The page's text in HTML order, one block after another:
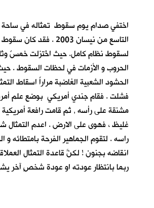
اختفي صدام يوم سقوط تمثاله في
التاسع من نيسان 2003 .
لسقوط نظام كامل. حيث اخُتزلت خمسٌ
الحروب و الأزمات في لحظات السقوط .
الحشود الشعبية الغاضبة مراراً اسقاط
فشلت . فقام جندي أمريكي بوضع علم
مشنقة على رأسه , ثم قامت رافعة
غليظ ، فهوى على الارض . اعدم التمثال
راسه . لتقوم الجماهير الفرحة بامتطائه
انقاضه بجنون ! لكنَّ قاعدة التمثال
ربما بانتظار عودته او عودة شخصٍ آخر